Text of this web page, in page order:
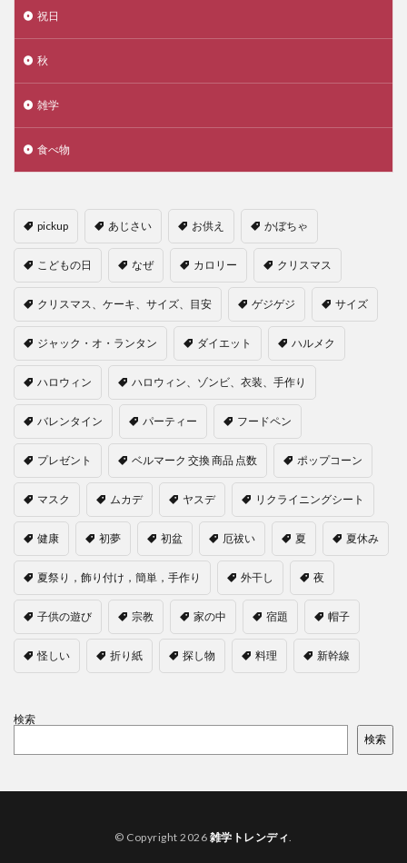
祝日
秋
雑学
食べ物
pickup あじさい お供え かぼちゃ
こどもの日 なぜ カロリー クリスマス
クリスマス、ケーキ、サイズ、目安 ゲジゲジ サイズ
ジャック・オ・ランタン ダイエット ハルメク
ハロウィン ハロウィン、ゾンビ、衣装、手作り
バレンタイン パーティー フードペン
プレゼント ベルマーク 交換 商品 点数 ポップコーン
マスク ムカデ ヤスデ リクライニングシート
健康 初夢 初盆 厄祓い 夏 夏休み
夏祭り，飾り付け，簡単，手作り 外干し 夜
子供の遊び 宗教 家の中 宿題 帽子
怪しい 折り紙 探し物 料理 新幹線
検索
検索
© Copyright 2026 雑学トレンディ.